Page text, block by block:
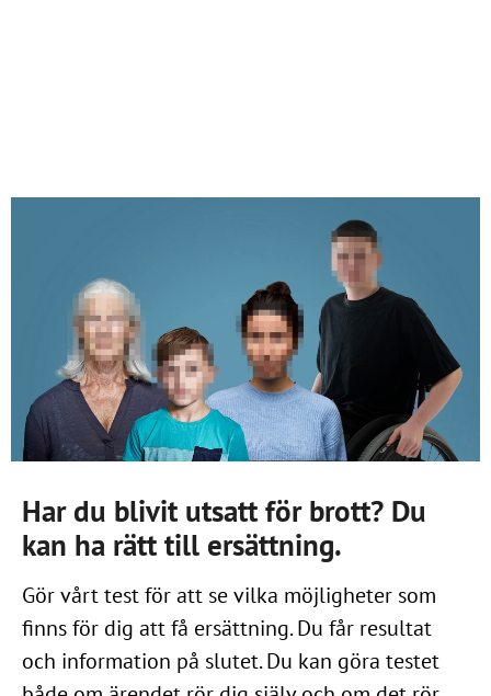
Har du blivit utsatt för brott? Du
kan ha rätt till ersättning.
Gör vårt test för att se vilka möjligheter som
finns för dig att få ersättning. Du får resultat
och information på slutet. Du kan göra testet